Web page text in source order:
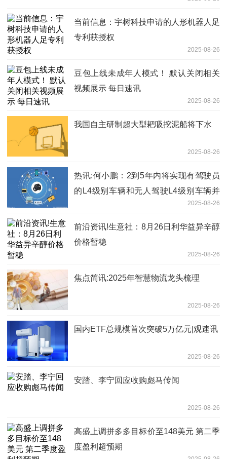
当前信息：宇树科技申请的人形机器人足
专利获授权
2025-08-26
豆包上线未成年人模式！ 默认关闭相关
视频展示 每日速讯
2025-08-26
我国自主研制超大型耙吸挖泥船将下水
2025-08-26
热讯:何小鹏：2到5年内将实现有驾驶员
的L4级别车辆和无人驾驶L4级别车辆并
2025-08-26
前沿资讯!生意社：8月26日利华益异辛醇
价格暂稳
2025-08-26
焦点简讯:2025年智慧物流龙头梳理
2025-08-26
国内ETF总规模首次突破5万亿元|观速讯
2025-08-26
安踏、李宁回应收购彪马传闻
2025-08-26
高盛上调拼多多目标价至148美元 第二季
度盈利超预期